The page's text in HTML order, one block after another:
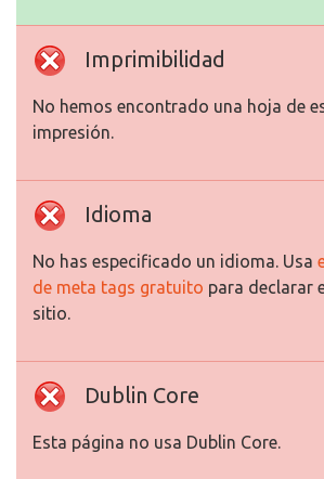
Imprimibilidad
No hemos encontrado una hoja de
impresión.
Idioma
No has especificado un idioma. Usa
de meta tags gratuito para declarar
sitio.
Dublin Core
Esta página no usa Dublin Core.